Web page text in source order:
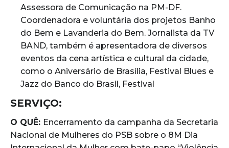
Assessora de Comunicação na PM-DF.
Coordenadora e voluntária dos projetos Banho
do Bem e Lavanderia do Bem. Jornalista da TV
BAND, também é apresentadora de diversos
eventos da cena artística e cultural da cidade,
como o Aniversário de Brasília, Festival Blues e
Jazz do Banco do Brasil, Festival
SERVIÇO:
O QUÊ: Encerramento da campanha da Secretaria
Nacional de Mulheres do PSB sobre o 8M Dia